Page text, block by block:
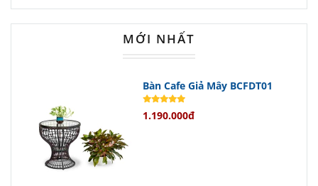
MỚI NHẤT
Bàn Cafe Giả Mây BCFDT01
1.190.000đ